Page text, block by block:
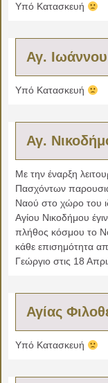
Υπό Κατασκευή
Αγ.
Υπό Κατασκευή
Αγ.
Με την έναρξη
Πασχόντων
Ναού στο χώρο του
Αγίου Νικοδήμου
πλήθος κόσμου το
κάθε επισημότητα
Γεώργιο στις 18
Αγίας
Υπό Κατασκευή